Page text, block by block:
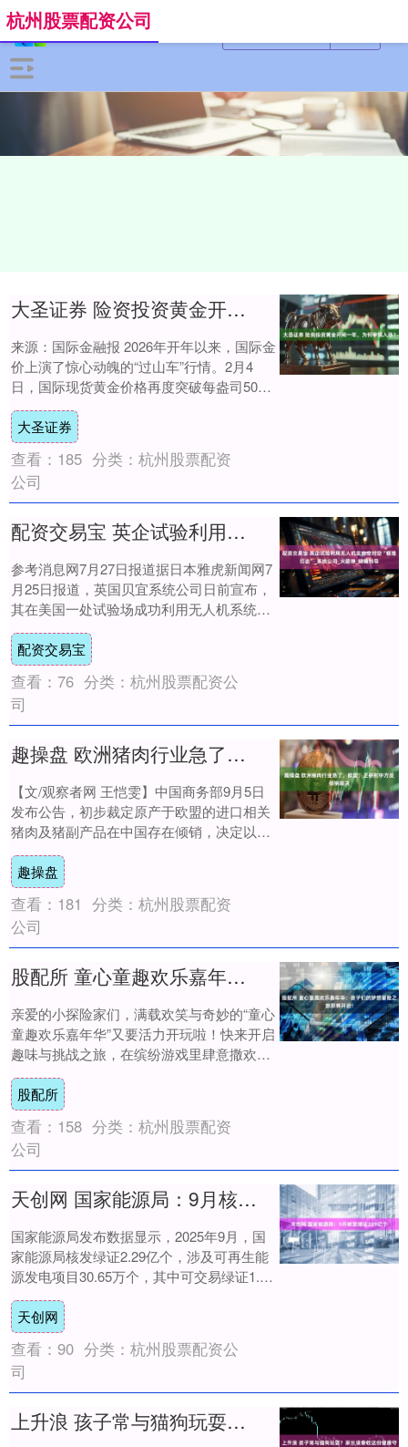
杭州股票配资公司
大圣证券 险资投资黄金开闸一年，为何审慎入场？
来源：国际金融报 2026年开年以来，国际金
价上演了惊心动魄的“过山车”行情。2月4
日，国际现货黄金价格再度突破每盎司5000
美元关口。而在这波黄金热潮中，险资....
大圣证券
查看： 185 分类： 杭州股票配资
公司
配资交易宝 英企试验利用无人机实施空对空“精准打击”_系统公司_火箭弹_精确制导
参考消息网7月27日报道据日本雅虎新闻网7
月25日报道，英国贝宜系统公司日前宣布，
其在美国一处试验场成功利用无人机系统发
射精确制导弹药，并摧毁了空中和地面目
标。....
配资交易宝
查看： 76 分类： 杭州股票配资公
司
趣操盘 欧洲猪肉行业急了，欧盟：正研究中方反倾销裁决
【文/观察者网 王恺雯】中国商务部9月5日
发布公告，初步裁定原产于欧盟的进口相关
猪肉及猪副产品在中国存在倾销，决定以保
证金形式实施临时反倾销措施。 据商务部有
关....
趣操盘
查看： 181 分类： 杭州股票配资
公司
股配所 童心童趣欢乐嘉年华：孩子们的梦想冒险之旅即将开启！
亲爱的小探险家们，满载欢笑与奇妙的“童心
童趣欢乐嘉年华”又要活力开玩啦！快来开启
趣味与挑战之旅，在缤纷游戏里肆意撒欢，
一起编织属于我们的梦幻童年回忆！ 🎈 活
动....
股配所
查看： 158 分类： 杭州股票配资
公司
天创网 国家能源局：9月核发绿证229亿个
国家能源局发布数据显示，2025年9月，国
家能源局核发绿证2.29亿个，涉及可再生能
源发电项目30.65万个，其中可交易绿证1.58
亿个，占比68.86%。本期....
天创网
查看： 90 分类： 杭州股票配资公
司
上升浪 孩子常与猫狗玩耍？家长请查收这份健康守护指南！